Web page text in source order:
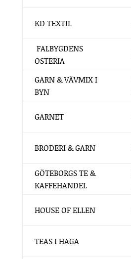
KD TEXTIL
FALBYGDENS
OSTERIA
GARN & VÄVMIX I
BYN
GARNET
BRODERI & GARN
GÖTEBORGS TE &
KAFFEHANDEL
HOUSE OF ELLEN
TEAS I HAGA